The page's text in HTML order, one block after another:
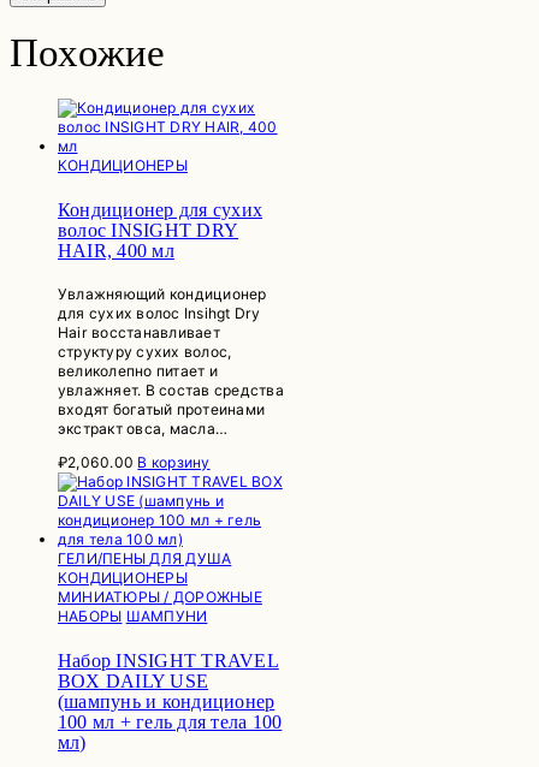
Похожие
КОНДИЦИОНЕРЫ
Кондиционер для сухих
волос INSIGHT DRY
HAIR, 400 мл
Увлажняющий кондиционер
для сухих волос Insihgt Dry
Hair восстанавливает
структуру сухих волос,
великолепно питает и
увлажняет. В состав средства
входят богатый протеинами
экстракт овса, масла…
₽2,060.00 В корзину
ГЕЛИ/ПЕНЫ ДЛЯ ДУША
КОНДИЦИОНЕРЫ
МИНИАТЮРЫ / ДОРОЖНЫЕ
НАБОРЫ ШАМПУНИ
Набор INSIGHT TRAVEL
BOX DAILY USE
(шампунь и кондиционер
100 мл + гель для тела 100
мл)